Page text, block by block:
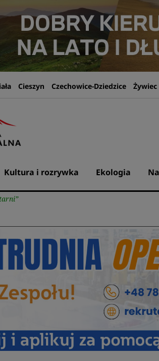
Cieszyn Czechowice-Dziedzice Żywiec
Kultura i rozrywka Ekologia